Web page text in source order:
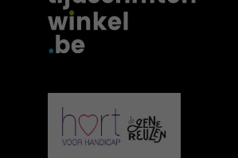
Privacybeleid
Algemene voorwaarden